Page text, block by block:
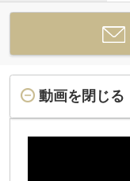
動画を閉じる